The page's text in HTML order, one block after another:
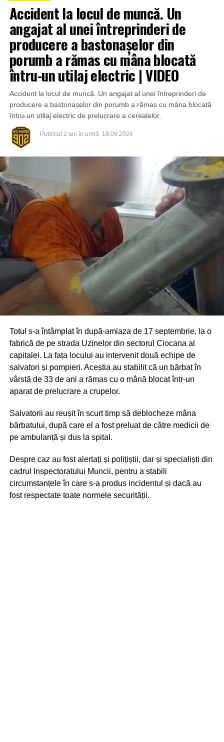
Accident la locul de muncă. Un
angajat al unei întreprinderi de
producere a bastonașelor din
porumb a rămas cu mâna blocată
întru-un utilaj electric | VIDEO
Accident la locul de muncă. Un angajat al unei întreprinderi de
producere a bastonașelor din porumb a rămas cu mâna blocată
întru-un utilaj electric de prelucrare a cerealelor.
Publicat 2 ani în urmă 18.09.2024
Totul s-a întâmplat în după-amiaza de 17 septembrie, la o
fabrică de pe strada Uzinelor din sectorul Ciocana al
capitalei. La fața locului au intervenit două echipe de
salvatori și pompieri. Aceștia au stabilit că un bărbat în
vârstă de 33 de ani a rămas cu o mână blocat într-un
aparat de prelucrare a crupelor.
Salvatorii au reușit în scurt timp să deblocheze mâna
bărbatului, după care el a fost preluat de către medicii de
pe ambulanță și dus la spital.
Despre caz au fost alertați și polițiștii, dar și specialiști din
cadrul Inspectoratului Muncii, pentru a stabili
circumstanțele în care s-a produs incidentul și dacă au
fost respectate toate normele securității.